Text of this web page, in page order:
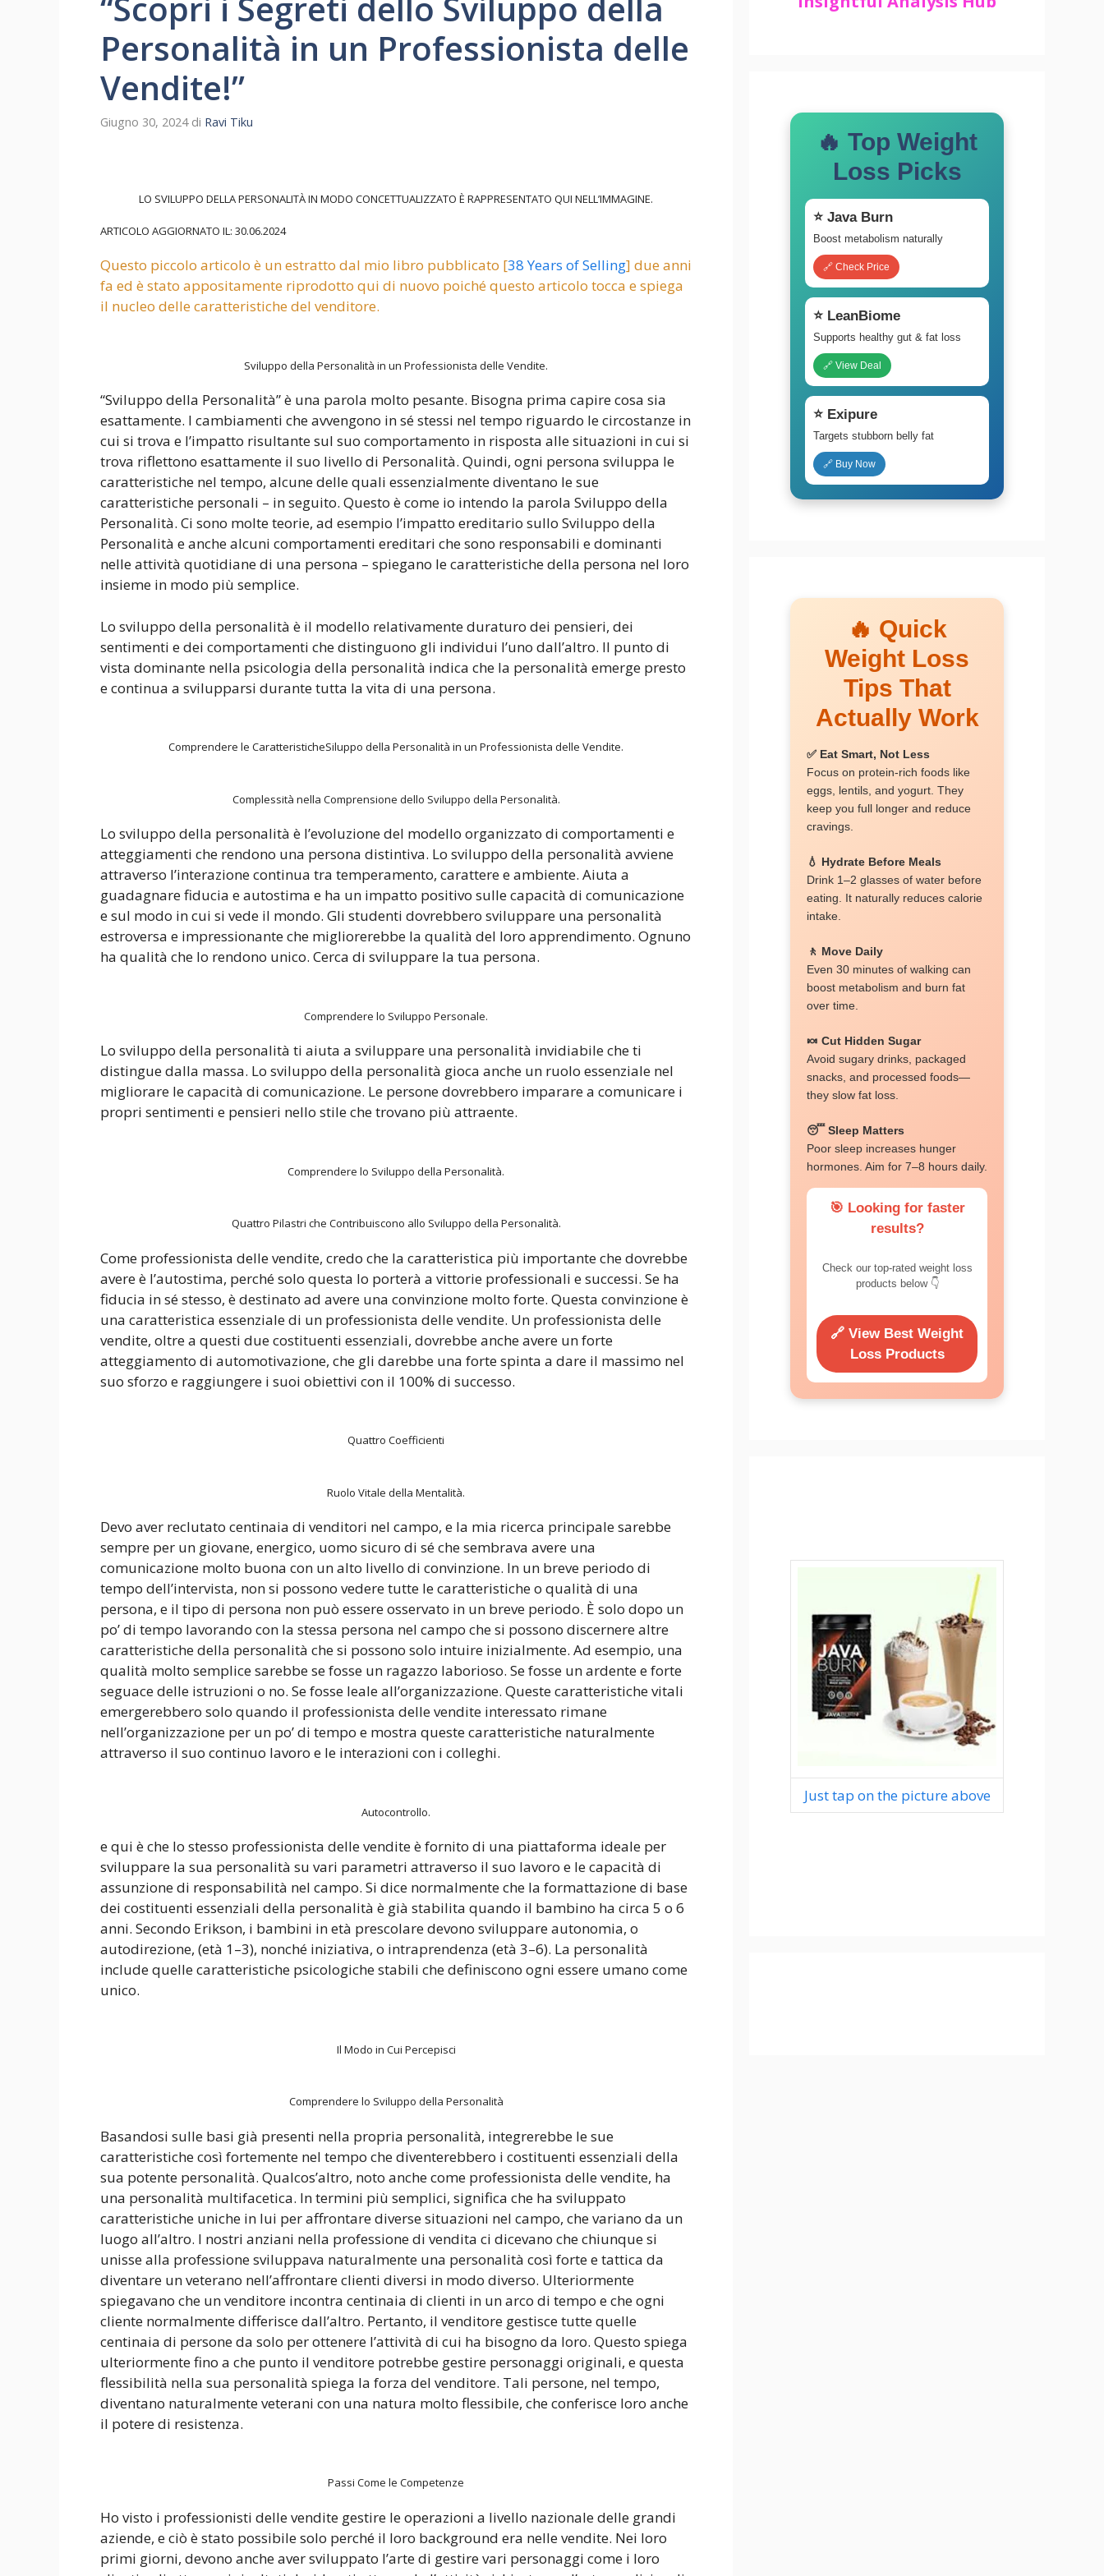
Personalità in un Professionista delle
Vendite!”
Giugno 30, 2024 di Ravi Tiku
LO SVILUPPO DELLA PERSONALITÀ IN MODO CONCETTUALIZZATO È RAPPRESENTATO QUI NELL’IMMAGINE.
ARTICOLO AGGIORNATO IL: 30.06.2024
Questo piccolo articolo è un estratto dal mio libro pubblicato [38 Years of Selling] due anni
fa ed è stato appositamente riprodotto qui di nuovo poiché questo articolo tocca e spiega
il nucleo delle caratteristiche del venditore.
Sviluppo della Personalità in un Professionista delle Vendite.
“Sviluppo della Personalità” è una parola molto pesante. Bisogna prima capire cosa sia
esattamente. I cambiamenti che avvengono in sé stessi nel tempo riguardo le circostanze in
cui si trova e l’impatto risultante sul suo comportamento in risposta alle situazioni in cui si
trova riflettono esattamente il suo livello di Personalità. Quindi, ogni persona sviluppa le
caratteristiche nel tempo, alcune delle quali essenzialmente diventano le sue
caratteristiche personali – in seguito. Questo è come io intendo la parola Sviluppo della
Personalità. Ci sono molte teorie, ad esempio l’impatto ereditario sullo Sviluppo della
Personalità e anche alcuni comportamenti ereditari che sono responsabili e dominanti
nelle attività quotidiane di una persona – spiegano le caratteristiche della persona nel loro
insieme in modo più semplice.
Lo sviluppo della personalità è il modello relativamente duraturo dei pensieri, dei
sentimenti e dei comportamenti che distinguono gli individui l’uno dall’altro. Il punto di
vista dominante nella psicologia della personalità indica che la personalità emerge presto
e continua a svilupparsi durante tutta la vita di una persona.
Comprendere le CaratteristicheSiluppo della Personalità in un Professionista delle Vendite.
Complessità nella Comprensione dello Sviluppo della Personalità.
Lo sviluppo della personalità è l’evoluzione del modello organizzato di comportamenti e
atteggiamenti che rendono una persona distintiva. Lo sviluppo della personalità avviene
attraverso l’interazione continua tra temperamento, carattere e ambiente. Aiuta a
guadagnare fiducia e autostima e ha un impatto positivo sulle capacità di comunicazione
e sul modo in cui si vede il mondo. Gli studenti dovrebbero sviluppare una personalità
estroversa e impressionante che migliorerebbe la qualità del loro apprendimento. Ognuno
ha qualità che lo rendono unico. Cerca di sviluppare la tua persona.
Comprendere lo Sviluppo Personale.
Lo sviluppo della personalità ti aiuta a sviluppare una personalità invidiabile che ti
distingue dalla massa. Lo sviluppo della personalità gioca anche un ruolo essenziale nel
migliorare le capacità di comunicazione. Le persone dovrebbero imparare a comunicare i
propri sentimenti e pensieri nello stile che trovano più attraente.
Comprendere lo Sviluppo della Personalità.
Quattro Pilastri che Contribuiscono allo Sviluppo della Personalità.
Come professionista delle vendite, credo che la caratteristica più importante che dovrebbe
avere è l’autostima, perché solo questa lo porterà a vittorie professionali e successi. Se ha
fiducia in sé stesso, è destinato ad avere una convinzione molto forte. Questa convinzione è
una caratteristica essenziale di un professionista delle vendite. Un professionista delle
vendite, oltre a questi due costituenti essenziali, dovrebbe anche avere un forte
atteggiamento di automotivazione, che gli darebbe una forte spinta a dare il massimo nel
suo sforzo e raggiungere i suoi obiettivi con il 100% di successo.
Quattro Coefficienti
Ruolo Vitale della Mentalità.
Devo aver reclutato centinaia di venditori nel campo, e la mia ricerca principale sarebbe
sempre per un giovane, energico, uomo sicuro di sé che sembrava avere una
comunicazione molto buona con un alto livello di convinzione. In un breve periodo di
tempo dell’intervista, non si possono vedere tutte le caratteristiche o qualità di una
persona, e il tipo di persona non può essere osservato in un breve periodo. È solo dopo un
po’ di tempo lavorando con la stessa persona nel campo che si possono discernere altre
caratteristiche della personalità che si possono solo intuire inizialmente. Ad esempio, una
qualità molto semplice sarebbe se fosse un ragazzo laborioso. Se fosse un ardente e forte
seguace delle istruzioni o no. Se fosse leale all’organizzazione. Queste caratteristiche vitali
emergerebbero solo quando il professionista delle vendite interessato rimane
nell’organizzazione per un po’ di tempo e mostra queste caratteristiche naturalmente
attraverso il suo continuo lavoro e le interazioni con i colleghi.
Autocontrollo.
e qui è che lo stesso professionista delle vendite è fornito di una piattaforma ideale per
sviluppare la sua personalità su vari parametri attraverso il suo lavoro e le capacità di
assunzione di responsabilità nel campo. Si dice normalmente che la formattazione di base
dei costituenti essenziali della personalità è già stabilita quando il bambino ha circa 5 o 6
anni. Secondo Erikson, i bambini in età prescolare devono sviluppare autonomia, o
autodirezione, (età 1–3), nonché iniziativa, o intraprendenza (età 3–6). La personalità
include quelle caratteristiche psicologiche stabili che definiscono ogni essere umano come
unico.
Il Modo in Cui Percepisci
Comprendere lo Sviluppo della Personalità
Basandosi sulle basi già presenti nella propria personalità, integrerebbe le sue
caratteristiche così fortemente nel tempo che diventerebbero i costituenti essenziali della
sua potente personalità. Qualcos’altro, noto anche come professionista delle vendite, ha
una personalità multifacetica. In termini più semplici, significa che ha sviluppato
caratteristiche uniche in lui per affrontare diverse situazioni nel campo, che variano da un
luogo all’altro. I nostri anziani nella professione di vendita ci dicevano che chiunque si
unisse alla professione sviluppava naturalmente una personalità così forte e tattica da
diventare un veterano nell’affrontare clienti diversi in modo diverso. Ulteriormente
spiegavano che un venditore incontra centinaia di clienti in un arco di tempo e che ogni
cliente normalmente differisce dall’altro. Pertanto, il venditore gestisce tutte quelle
centinaia di persone da solo per ottenere l’attività di cui ha bisogno da loro. Questo spiega
ulteriormente fino a che punto il venditore potrebbe gestire personaggi originali, e questa
flessibilità nella sua personalità spiega la forza del venditore. Tali persone, nel tempo,
diventano naturalmente veterani con una natura molto flessibile, che conferisce loro anche
il potere di resistenza.
Passi Come le Competenze
Ho visto i professionisti delle vendite gestire le operazioni a livello nazionale delle grandi
aziende, e ciò è stato possibile solo perché il loro background era nelle vendite. Nei loro
primi giorni, devono anche aver sviluppato l’arte di gestire vari personaggi come i loro
🔥 Top Weight
Loss Picks
⭐ Java Burn
Boost metabolism naturally
🔗 Check Price
⭐ LeanBiome
Supports healthy gut & fat loss
🔗 View Deal
⭐ Exipure
Targets stubborn belly fat
🔗 Buy Now
🔥 Quick
Weight Loss
Tips That
Actually Work
✅ Eat Smart, Not Less
Focus on protein-rich foods like
eggs, lentils, and yogurt. They
keep you full longer and reduce
cravings.
💧 Hydrate Before Meals
Drink 1–2 glasses of water before
eating. It naturally reduces calorie
intake.
🚶 Move Daily
Even 30 minutes of walking can
boost metabolism and burn fat
over time.
🍬 Cut Hidden Sugar
Avoid sugary drinks, packaged
snacks, and processed foods—
they slow fat loss.
😴 Sleep Matters
Poor sleep increases hunger
hormones. Aim for 7–8 hours daily.
🎯 Looking for faster
results?
Check our top-rated weight loss
products below 👇
🔗 View Best Weight
Loss Products
Just tap on the picture above